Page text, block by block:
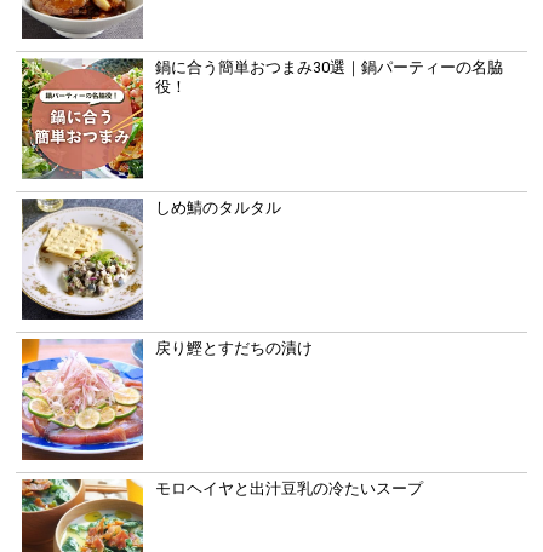
鍋に合う簡単おつまみ30選｜鍋パーティーの名脇
役！
しめ鯖のタルタル
戻り鰹とすだちの漬け
モロヘイヤと出汁豆乳の冷たいスープ